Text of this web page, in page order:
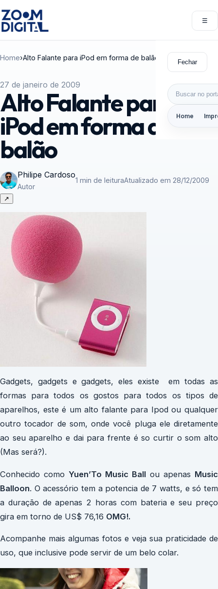
☰
Fechar
Buscar por:
Home
Home›Alto Falante para iPod em forma de balão
27 de janeiro de 2009
Alto Falante para
iPod em forma de
balão
Philipe Cardoso
Autor
1 min de leituraAtualizado em 28/12/2009
↗
Gadgets, gadgets e gadgets, eles existe em todas as
formas para todos os gostos para todos os tipos de
aparelhos, este é um alto falante para Ipod ou qualquer
outro tocador de som, onde você pluga ele diretamente
ao seu aparelho e dai para frente é so curtir o som alto
(Mas será?).
Conhecido como Yuen’To Music Ball ou apenas Music
Balloon. O acessório tem a potencia de 7 watts, e só tem
a duração de apenas 2 horas com bateria e seu preço
gira em torno de US$ 76,16 OMG!.
Acompanhe mais algumas fotos e veja sua praticidade de
uso, que inclusive pode servir de um belo colar.